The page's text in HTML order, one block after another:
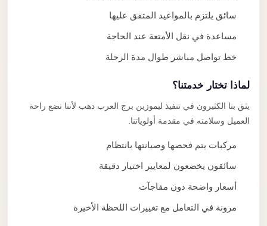
سائق يلتزم بالمواعيد المتفق عليها
مساعدة في نقل الأمتعة عند الحاجة
خط تواصل مباشر طوال مدة الرحلة
لماذا تختار خدمتنا؟
يثق بنا الكثيرون في تنفيذ ليموزين برج العرب دهب لأننا نضع راحة
العميل وسلامته في مقدمة أولوياتنا.
مركبات يتم فحصها وصيانتها بانتظام
سائقون يخضعون لمعايير اختيار دقيقة
أسعار واضحة دون مفاجآت
مرونة في التعامل مع تغييرات اللحظة الأخيرة